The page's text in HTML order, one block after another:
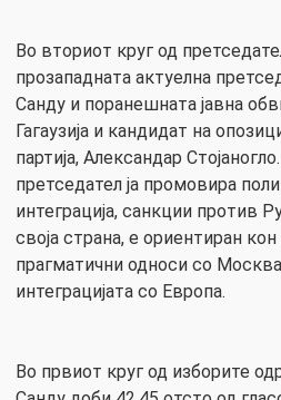
Во вториот круг од
прозападната актуелна
Санду и поранешната јавна
Гагаузија и кандидат на
партија, Александар
претседател ја промовира
интеграција, санкции против
своја страна, е ориентиран
прагматични односи со
интеграцијата со Европа.
Во првиот круг од изборите